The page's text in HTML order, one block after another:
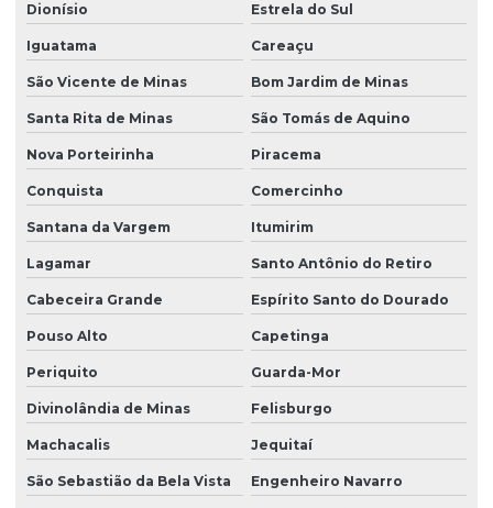
Dionísio Estrela do Sul
Iguatama Careaçu
São Vicente de Minas Bom Jardim de Minas
Santa Rita de Minas São Tomás de Aquino
Nova Porteirinha Piracema
Conquista Comercinho
Santana da Vargem Itumirim
Lagamar Santo Antônio do Retiro
Cabeceira Grande Espírito Santo do Dourado
Pouso Alto Capetinga
Periquito Guarda-Mor
Divinolândia de Minas Felisburgo
Machacalis Jequitaí
São Sebastião da Bela Vista Engenheiro Navarro